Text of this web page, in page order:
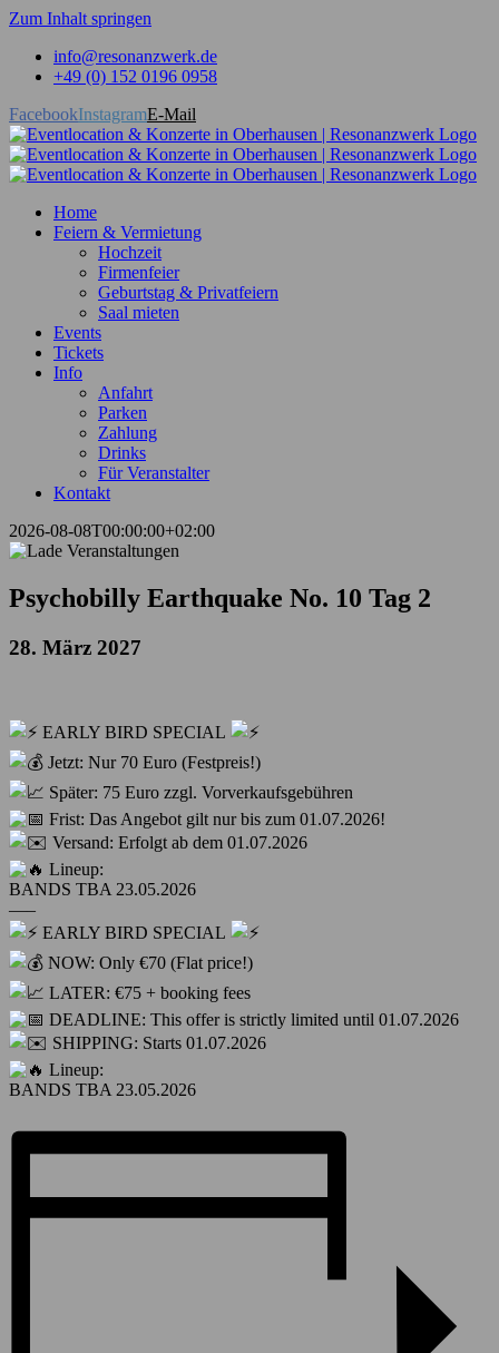
Zum Inhalt springen
info@resonanzwerk.de
+49 (0) 152 0196 0958
FacebookInstagramE-Mail
Home
Feiern & Vermietung
Hochzeit
Firmenfeier
Geburtstag & Privatfeiern
Saal mieten
Events
Tickets
Info
Anfahrt
Parken
Zahlung
Drinks
Für Veranstalter
Kontakt
2026-08-08T00:00:00+02:00
Psychobilly Earthquake No. 10 Tag 2
28. März 2027
EARLY BIRD SPECIAL
Jetzt: Nur 70 Euro (Festpreis!)
Später: 75 Euro zzgl. Vorverkaufsgebühren
Frist: Das Angebot gilt nur bis zum 01.07.2026!
Versand: Erfolgt ab dem 01.07.2026
Lineup:
BANDS TBA 23.05.2026
—–
EARLY BIRD SPECIAL
NOW: Only €70 (Flat price!)
LATER: €75 + booking fees
DEADLINE: This offer is strictly limited until 01.07.2026
SHIPPING: Starts 01.07.2026
Lineup:
BANDS TBA 23.05.2026